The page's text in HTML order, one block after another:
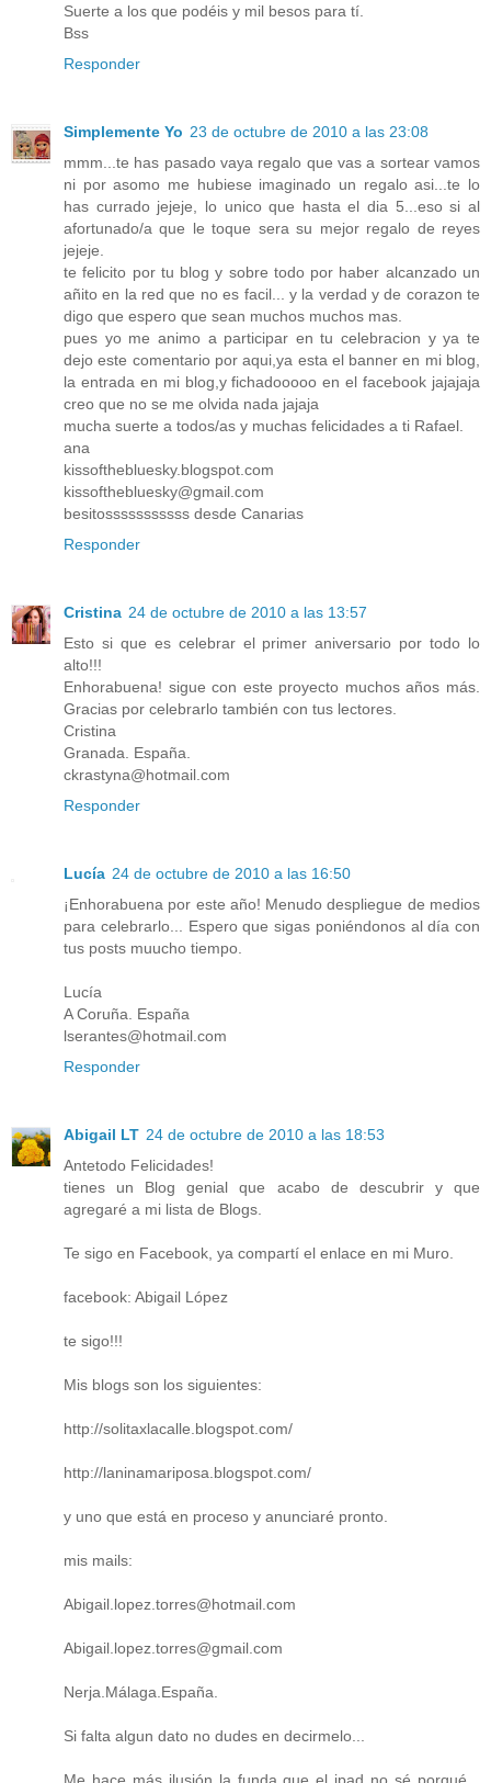
Suerte a los que podéis y mil besos para tí.
Bss
Responder
Simplemente Yo 23 de octubre de 2010 a las 23:08
mmm...te has pasado vaya regalo que vas a sortear vamos
ni por asomo me hubiese imaginado un regalo asi...te lo
has currado jejeje, lo unico que hasta el dia 5...eso si al
afortunado/a que le toque sera su mejor regalo de reyes
jejeje.
te felicito por tu blog y sobre todo por haber alcanzado un
añito en la red que no es facil... y la verdad y de corazon te
digo que espero que sean muchos muchos mas.
pues yo me animo a participar en tu celebracion y ya te
dejo este comentario por aqui,ya esta el banner en mi blog,
la entrada en mi blog,y fichadooooo en el facebook jajajaja
creo que no se me olvida nada jajaja
mucha suerte a todos/as y muchas felicidades a ti Rafael.
ana
kissofthebluesky.blogspot.com
kissofthebluesky@gmail.com
besitosssssssssss desde Canarias
Responder
Cristina 24 de octubre de 2010 a las 13:57
Esto si que es celebrar el primer aniversario por todo lo
alto!!!
Enhorabuena! sigue con este proyecto muchos años más.
Gracias por celebrarlo también con tus lectores.
Cristina
Granada. España.
ckrastyna@hotmail.com
Responder
Lucía 24 de octubre de 2010 a las 16:50
¡Enhorabuena por este año! Menudo despliegue de medios
para celebrarlo... Espero que sigas poniéndonos al día con
tus posts muucho tiempo.
Lucía
A Coruña. España
lserantes@hotmail.com
Responder
Abigail LT 24 de octubre de 2010 a las 18:53
Antetodo Felicidades!
tienes un Blog genial que acabo de descubrir y que
agregaré a mi lista de Blogs.
Te sigo en Facebook, ya compartí el enlace en mi Muro.
facebook: Abigail López
te sigo!!!
Mis blogs son los siguientes:
http://solitaxlacalle.blogspot.com/
http://laninamariposa.blogspot.com/
y uno que está en proceso y anunciaré pronto.
mis mails:
Abigail.lopez.torres@hotmail.com
Abigail.lopez.torres@gmail.com
Nerja.Málaga.España.
Si falta algun dato no dudes en decirmelo...
Me hace más ilusión la funda que el ipad no sé porqué...